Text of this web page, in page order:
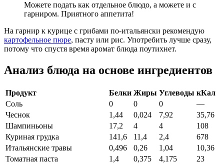
Можете подать как отдельное блюдо, а можете и с
гарниром. Приятного аппетита!
На гарнир к курице с грибами по-итальянски рекомендую
картофельное пюре, пасту или рис. Употребить лучше сразу,
потому что спустя время аромат блюда поутихнет.
Анализ блюда на основе ингредиентов
Продукт Белки Жиры Углеводы кКал
Соль
0 0 0
—
Чеснок
1,44 0,024 7,92
35,76
Шампиньоны
17,2 4 4
108
Куриная грудка
141,6 11,4 2,4
678
Итальянские травы
0,496 0,26 1,04
10,36
Томатная паста
1,4 0,375 4,175
23